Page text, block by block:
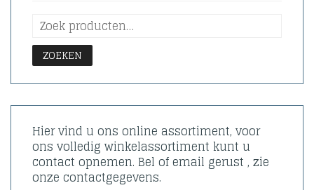
ZOEKEN
Hier vind u ons online assortiment, voor
ons volledig winkelassortiment kunt u
contact opnemen. Bel of email gerust , zie
onze contactgegevens.